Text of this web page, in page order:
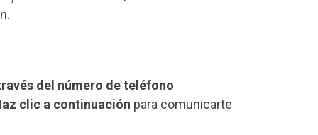
del número de teléfono
clic a continuación para comunicarte